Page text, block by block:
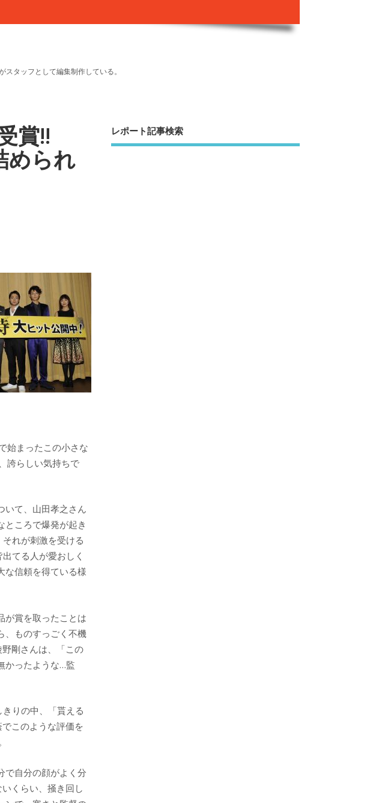
タッフとして編集制作している。
賞!!
められ
始まったこの小さな
誇らしい気持ちで
いて、山田孝之さん
ところで爆発が起き
れが刺激を受ける
てる人が愛おしく
な信頼を得ている様
が賞を取ったことは
、ものすっごく不機
剛さんは、「この
かったような…監
りの中、「貰える
このような評価を
で自分の顔がよく分
くらい、掻き回し
レポート記事検索